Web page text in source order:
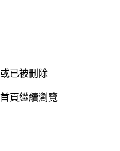
已被刪除
頁繼續瀏覽